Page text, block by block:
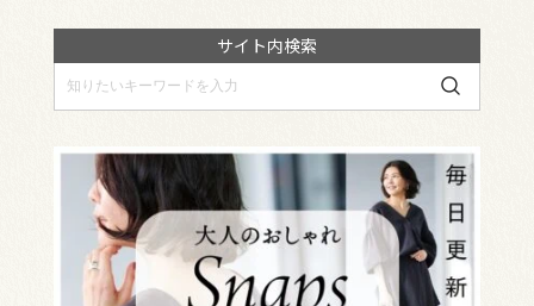
サイト内検索